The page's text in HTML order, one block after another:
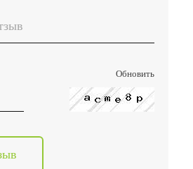
Обновить